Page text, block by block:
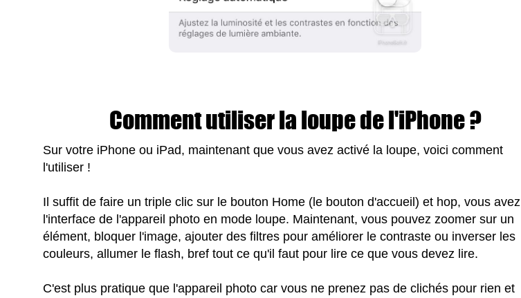
Comment utiliser la loupe de l'iPhone ?
Sur votre iPhone ou iPad, maintenant que vous avez activé la loupe, voici comment
l'utiliser !
Il suffit de faire un triple clic sur le bouton Home (le bouton d'accueil) et hop, vous avez
l'interface de l'appareil photo en mode loupe. Maintenant, vous pouvez zoomer sur un
élément, bloquer l'image, ajouter des filtres pour améliorer le contraste ou inverser les
couleurs, allumer le flash, bref tout ce qu'il faut pour lire ce que vous devez lire.
C'est plus pratique que l'appareil photo car vous ne prenez pas de clichés pour rien et